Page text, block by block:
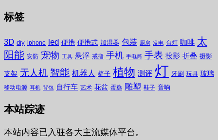
标签
3D diy iphone led 便携 便携式 加湿器 包装 厨房 发电 台灯 咖啡 太
阳能 安防 宠物 工具 悬浮 戒指 手机 手电筒 手表 投影 折叠 摄影
支架 无人机 智能 机器人 椅子 植物 测评 灯 牙刷 玩具 玻璃
移动电源 耳机 背包 自行车 艺术 花盆 蛋糕 雕塑 鞋子 音响
本站踪迹
本站内容已入驻各大主流媒体平台。